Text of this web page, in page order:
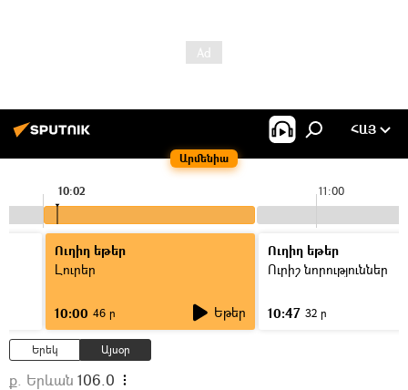
Արմենիա
ՀԱՅ
11:00
10:02
Ուղիղ եթեր
Լուրեր
10:00 46 ր Եթեր
Ուղիղ եթեր
Ուրիշ նորություններ
10:47 32 ր
Երեկ Այսօր
ք. Երևան 106.0